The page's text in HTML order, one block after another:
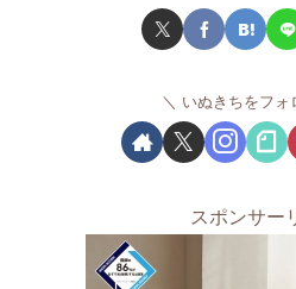
いぬきちをフォ
スポンサー